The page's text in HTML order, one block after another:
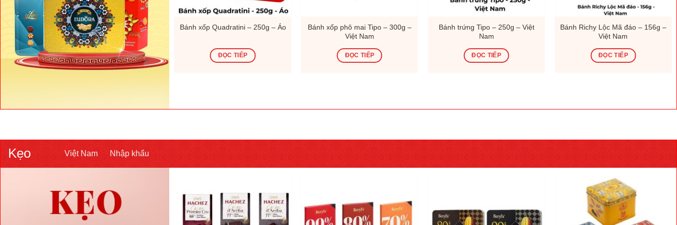
Bánh xốp Quadratini – 250g – Áo
ĐỌC TIẾP
Bánh xốp phô mai Tipo – 300g –
Việt Nam
ĐỌC TIẾP
Bánh trứng Tipo – 250g – Việt
Nam
ĐỌC TIẾP
Bánh Richy Lộc Mã đáo – 156g –
Việt Nam
ĐỌC TIẾP
Nam
Mứt tết Hữu Nghị – 200g – Việt
Nam
ĐỌC TIẾP
Kẹo Việt Nam Nhập khẩu